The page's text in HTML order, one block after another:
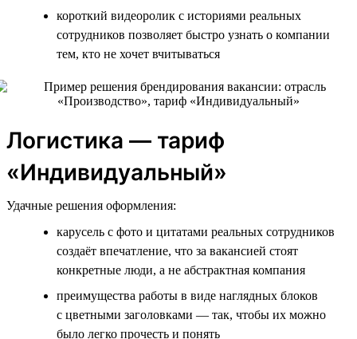
короткий видеоролик с историями реальных
сотрудников позволяет быстро узнать о компании
тем, кто не хочет вчитываться
Логистика — тариф
«Индивидуальный»
Удачные решения оформления:
карусель с фото и цитатами реальных сотрудников
создаёт впечатление, что за вакансией стоят
конкретные люди, а не абстрактная компания
преимущества работы в виде наглядных блоков
с цветными заголовками — так, чтобы их можно
было легко прочесть и понять